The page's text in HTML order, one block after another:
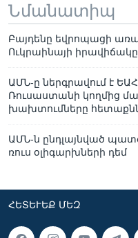
Նմանատիպ
Բայդենը եվրոպացի
Ուկրաինայի իրավիճակը
ԱՄՆ-ը ներգրավում է
Ռուսաստանի կողմից
խախտումները
ԱՄՆ-ն ընդլայնված
ռուս օլիգարխների դեմ
ՀԵՏԵՒԵՔ ՄԵԶ